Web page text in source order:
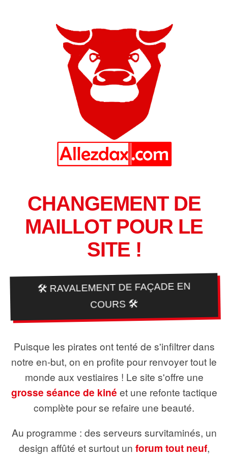
CHANGEMENT DE
MAILLOT POUR LE
SITE !
🛠️ RAVALEMENT DE FAÇADE EN
COURS 🛠️
Puisque les pirates ont tenté de s'infiltrer dans
notre en-but, on en profite pour renvoyer tout le
monde aux vestiaires ! Le site s'offre une
grosse séance de kiné et une refonte tactique
complète pour se refaire une beauté.
Au programme : des serveurs survitaminés, un
design affûté et surtout un forum tout neuf,